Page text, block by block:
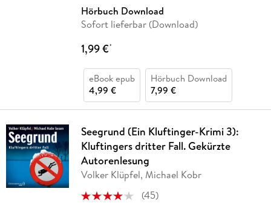
Hörbuch Download
Sofort lieferbar (Download)
1,99 €*
eBook epub
4,99 €
Hörbuch Download
7,99 €
Seegrund (Ein Kluftinger-Krimi 3):
Kluftingers dritter Fall. Gekürzte
Autorenlesung
Volker Klüpfel, Michael Kobr
(45)